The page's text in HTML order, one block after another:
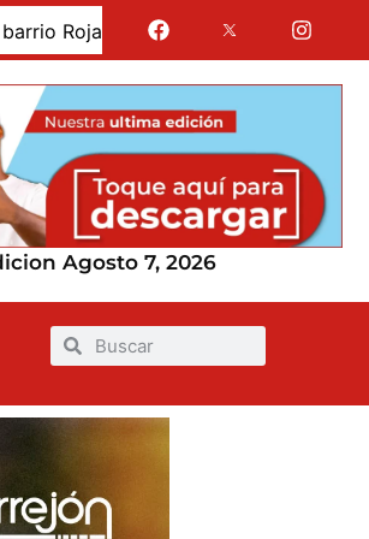
Maicao En video: Momentos
Agosto 7, 2026